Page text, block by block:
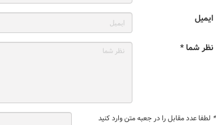
ایمیل
نظر شما *
* لطفا عدد مقابل را در جعبه متن وارد کنید